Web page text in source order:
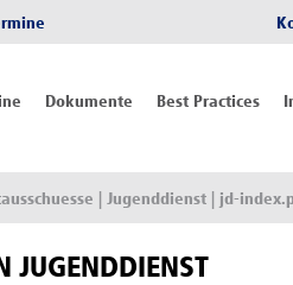
Dokumente Best Practices
| Jugenddienst | jd-
JUGENDDIENST